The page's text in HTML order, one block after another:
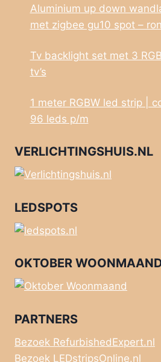
Aluminium up down
met zigbee gu10 spot –
Tv backlight set met 3
tv’s
1 meter RGBW led strip |
96 leds p/m
VERLICHTINGSHUIS.NL
LEDSPOTS
OKTOBER
PARTNERS
Bezoek RefurbishedExpert.nl
Bezoek LEDstripsOnline.nl